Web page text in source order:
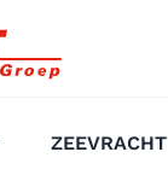
ZEEVRACHT